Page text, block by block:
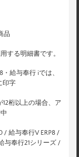
品
する明細書です。
給与奉行 iでは、
印字
12桁以上の場合、ア
/ 給与奉行V ERP8 /
与奉行21シリーズ /